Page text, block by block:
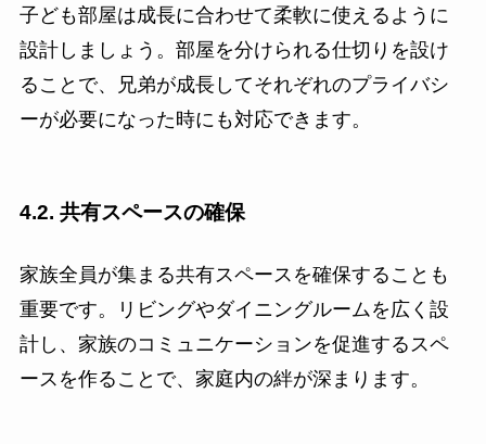
子ども部屋は成長に合わせて柔軟に使えるように
設計しましょう。部屋を分けられる仕切りを設け
ることで、兄弟が成長してそれぞれのプライバシ
ーが必要になった時にも対応できます。
4.2. 共有スペースの確保
家族全員が集まる共有スペースを確保することも
重要です。リビングやダイニングルームを広く設
計し、家族のコミュニケーションを促進するスペ
ースを作ることで、家庭内の絆が深まります。